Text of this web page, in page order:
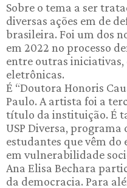
Sobre o tema a ser
diversas ações em de
brasileira. Foi um dos
em 2022 no processo
entre outras iniciativas,
eletrônicas.
É “Doutora Honoris
Paulo. A artista foi a
título da instituição. É
USP Diversa, programa
estudantes que vêm do
em vulnerabilidade
Ana Elisa Bechara
da democracia. Para